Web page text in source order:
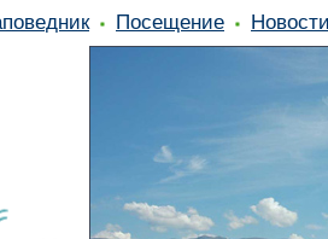
Посещение